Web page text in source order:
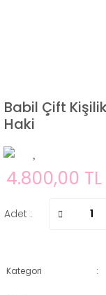
Babil Çift
Haki
4.800,00 TL
Adet :
Kategori